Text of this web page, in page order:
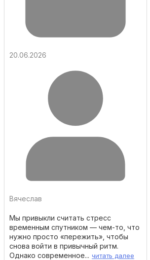
20.06.2026
Вячеслав
Мы привыкли считать стресс
временным спутником — чем-то, что
нужно просто «пережить», чтобы
снова войти в привычный ритм.
Однако современное... читать далее